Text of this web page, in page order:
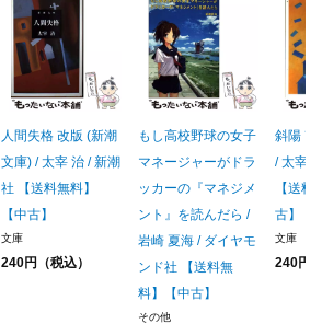
人間失格 改版 (新潮
文庫) / 太宰 治 / 新潮
社 【送料無料】
【中古】
文庫
240円（税込）
もし高校野球の女子
マネージャーがドラ
ッカーの『マネジメ
ント』を読んだら /
岩崎 夏海 / ダイヤモ
ンド社 【送料無
料】【中古】
その他
斜陽 改
/ 太宰
【送
古】
文庫
240円